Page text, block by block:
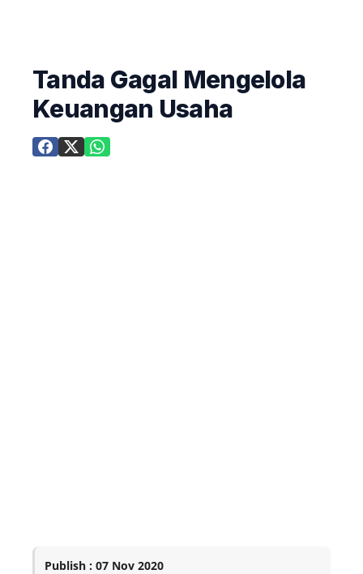
Tanda Gagal Mengelola
Keuangan Usaha
Publish : 07 Nov 2020